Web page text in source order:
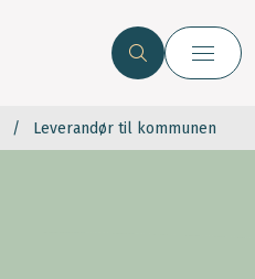
Leverandør til kommunen